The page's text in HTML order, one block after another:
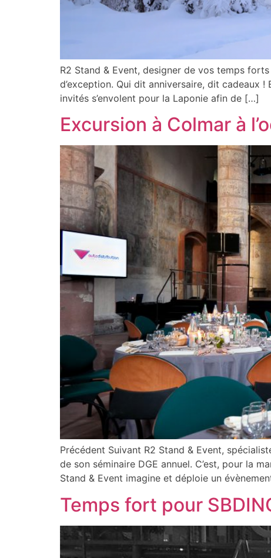
R2 Stand & Event, designer de vos temps forts
d’exception. Qui dit anniversaire, dit cadeaux
invités s’envolent pour la Laponie afin de […]
Excursion à Colmar à
Précédent Suivant R2 Stand & Event,
de son séminaire DGE annuel. C’est, pour la
Stand & Event imagine et déploie un
Temps fort pour